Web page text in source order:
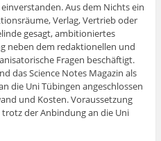
Aus dem Nichts ein
Verlag, Vertrieb oder
gesagt, ambitioniertes
neben dem redaktionellen und
Fragen beschäftigt.
das Science Notes Magazin als
die Uni Tübingen angeschlossen
und Kosten. Voraussetzung
der Anbindung an die Uni